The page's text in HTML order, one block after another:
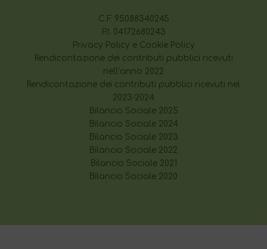
C.F. 95088340245
P.I. 04172680243
Privacy Policy e Cookie Policy
Rendicontazione dei contributi pubblici ricevuti
nell’anno 2022
Rendicontazione dei contributi pubblici ricevuti nel
2023-2024
Bilancio Sociale 2025
Bilancio Sociale 2024
Bilancio Sociale 2023
Bilancio Sociale 2022
Bilancio Sociale 2021
Bilancio Sociale 2020